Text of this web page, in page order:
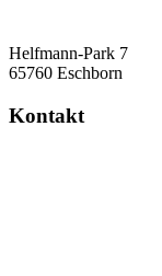
Helfmann-Park 7
65760 Eschborn
Kontakt